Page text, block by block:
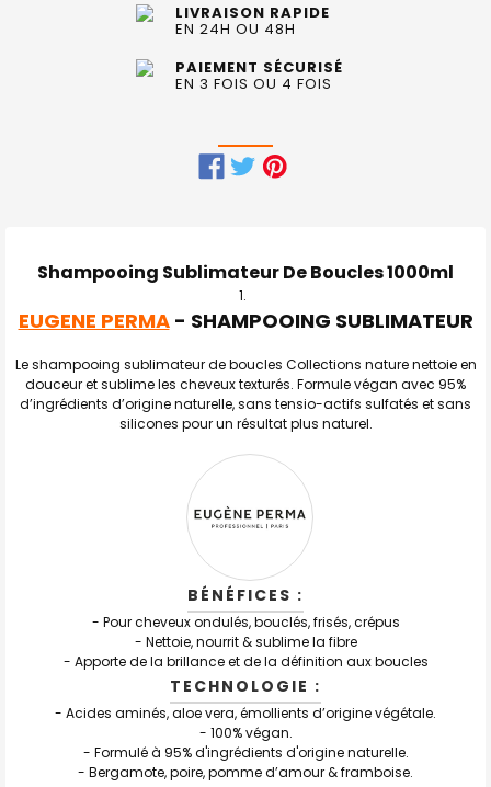
LIVRAISON RAPIDE
EN 24H OU 48H
PAIEMENT SÉCURISÉ
EN 3 FOIS OU 4 FOIS
ENSEMBLE
J'AJOUTE
LA
SÉLECTION
Shampooing Sublimateur De Boucles 1000ml
EUGENE PERMA- SHAMPOOING SUBLIMATEUR
Leshampooing sublimateur de boucles Collections naturenettoie en
douceur et sublime les cheveux texturés. Formule végan avec 95%
d’ingrédients d’origine naturelle, sans tensio-actifs sulfatés et sans
silicones pour un résultat plus naturel.
BÉNÉFICES :
- Pour cheveux ondulés, bouclés, frisés, crépus
- Nettoie, nourrit & sublime la fibre
- Apporte de la brillance et de la définition aux boucles
TECHNOLOGIE :
- Acides aminés, aloe vera, émollients d’origine végétale.
- 100% végan.
- Formulé à 95% d'ingrédients d'origine naturelle.
- Bergamote, poire, pomme d’amour & framboise.